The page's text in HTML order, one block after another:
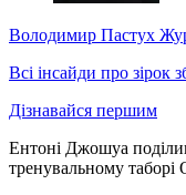
Володимир Пастух
Всі інсайди про зірок
Дізнавайся першим
Ентоні Джошуа
тренувальному таборі